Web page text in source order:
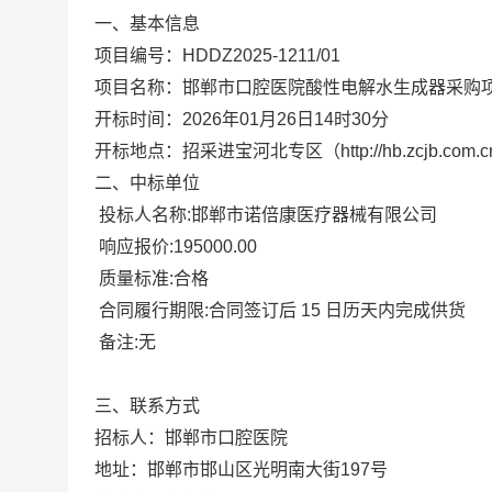
一、基本信息
项目编号：
HDDZ2025-1211/01
项目名称：邯郸市口腔医院酸性电解水生成器采购
开标时间：2026年01月26日14时30分
开标地点：招采进宝河北专区（http://
二、中标单位
投标人名称:邯郸市诺倍康医疗器械有限公司
响应报价:195000.00
质量标准:合格
合同履行期限:合同签订后 15 日历天内完成供货
备注:无
三、联系方式
招标人：邯郸市口腔医院
地址：邯郸市邯山区光明南大街197号